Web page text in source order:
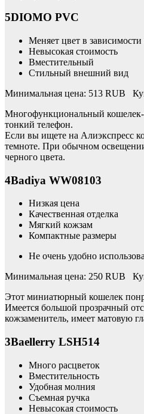
5DIOMO PVC
Меняет цвет в
Невысокая стоимость
Вместительный
Стильный внешний вид
Минимальная цена: 513 RUB
Многофункциональный кошелек-
тонкий телефон.
Если вы ищете на Алиэкспресс
темноте. При обычном
черного цвета.
4Badiya WW08103
Низкая цена
Качественная отделка
Мягкий кожзам
Компактные размеры
Не очень удобно
Минимальная цена: 250 RUB
Этот миниатюрный кошелек
Имеется большой прозрачный
кожзаменитель, имеет матовую
3Baellerry LSH514
Много расцветок
Вместительность
Удобная молния
Съемная ручка
Невысокая стоимость